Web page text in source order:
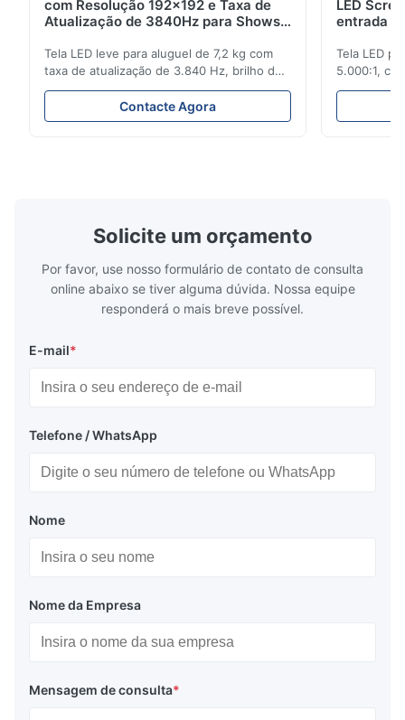
com Resolução 192x192 e Taxa de
Atualização de 3840Hz para Shows
Tela LED leve para aluguel de 7,2 kg com
taxa de atualização de 3.840 Hz, brilho de
700 cd/m² e resolução de 192x192. Ideal
para eventos ao vivo com fácil instalação e
compatibilidade de tensão global (AC100-
Contacte Agora
LED
entrada
Tela LED
5.000:1,
Solicite um orçamento
Por favor, use nosso formulário de contato de consulta
online abaixo se tiver alguma dúvida. Nossa equipe
responderá o mais breve possível.
E-mail*
Telefone / WhatsApp
Nome
Nome da Empresa
Mensagem de consulta*